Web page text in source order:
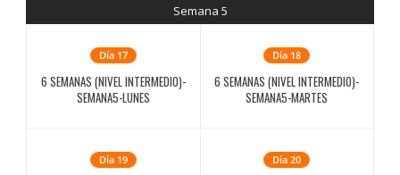
Semana 5
Día 17
6 SEMANAS (NIVEL INTERMEDIO)-
SEMANA5-LUNES
Día 18
6 SEMANAS (NIVEL INTERMEDIO)-
SEMANA5-MARTES
Día 19 Día 20